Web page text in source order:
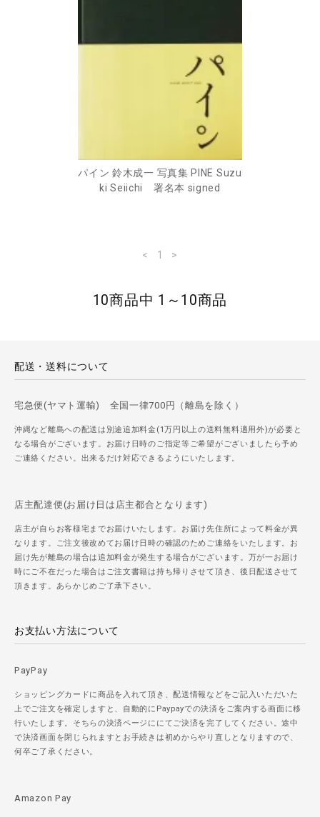
パイン 鈴木成一 写真集 PINE Suzu
ki Seiichi 署名本 signed
< 1 >
10商品中 1～10商品
配送・送料について
宅急便(ヤマト運輸) 全国一律700円（離島を除く）
沖縄など離島への配送は別途追加料金(1万円以上の送料無料適用外)が必要と
なる場合がございます。お届け日時のご指定等ご希望がございましたら予め
ご連絡ください。出来るだけ対応できるようにいたします。
店主配達便(お届け日は店主都合となります)
店主が自らお客様宅までお届けいたします。お届け先住所によって料金が異
なります。ご注文後改めてお届け日時の確認のためご連絡をいたします。お
届け先が離島の場合は追加料金が発生する場合がございます。万が一お届け
時にご不在だった場合はご注文書籍は持ち帰りさせて頂き、後日配送させて
頂きます。あらかじめご了承下さい。
お支払い方法について
PayPay
ショッピングカードに商品を入れて頂き、配送情報などをご記入いただいた
上でご注文を確定しますと、自動的にPaypayでの決済をご案内する画面に移
行いたします。そちらの決済ページににてご決済を完了してください。途中
で決済画面を閉じられますとお手続きは初めからやり直しとなりますので、
何卒ご了承ください。
Amazon Pay